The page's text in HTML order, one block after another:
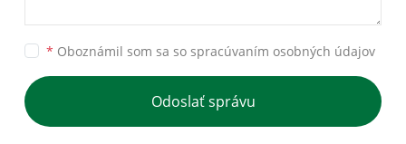
* Oboznámil som sa so spracúvaním osobných údajov
Odoslať správu